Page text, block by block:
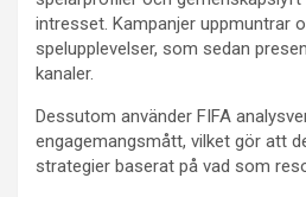
intresset. Kampanjer uppmuntrar
spelupplevelser, som sedan
kanaler.
Dessutom använder FIFA
engagemangsmått, vilket gör att
strategier baserat på vad som